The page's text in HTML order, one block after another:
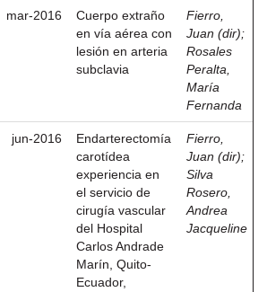
mar-2016
Cuerpo extraño
en vía aérea con
lesión en arteria
subclavia
Fierro,
Juan (dir);
Rosales
Peralta,
María
Fernanda
jun-2016
Endarterectomía
carotídea
experiencia en
el servicio de
cirugía vascular
del Hospital
Carlos Andrade
Marín, Quito-
Ecuador,
Fierro,
Juan (dir);
Silva
Rosero,
Andrea
Jacqueline